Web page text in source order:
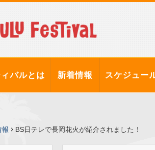
バルとは 新着情報 スケジュー
報 BS日テレで長岡花火が紹介されました！